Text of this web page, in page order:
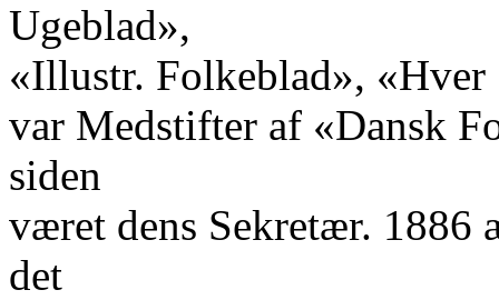
Ugeblad»,
«Illustr. Folkeblad»,
var Medstifter af «Dansk
siden
været dens Sekretær. 1886
det